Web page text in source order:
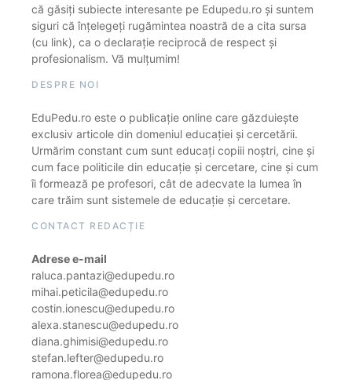
că găsiți subiecte interesante pe Edupedu.ro și suntem
siguri că înțelegeți rugămintea noastră de a cita sursa
(cu link), ca o declarație reciprocă de respect și
profesionalism. Vă mulțumim!
DESPRE NOI
EduPedu.ro este o publicație online care găzduiește
exclusiv articole din domeniul educației și cercetării.
Urmărim constant cum sunt educați copiii noștri, cine și
cum face politicile din educație și cercetare, cine și cum
îi formează pe profesori, cât de adecvate la lumea în
care trăim sunt sistemele de educație și cercetare.
CONTACT REDACȚIE
Adrese e-mail
raluca.pantazi@edupedu.ro
mihai.peticila@edupedu.ro
costin.ionescu@edupedu.ro
alexa.stanescu@edupedu.ro
diana.ghimisi@edupedu.ro
stefan.lefter@edupedu.ro
ramona.florea@edupedu.ro